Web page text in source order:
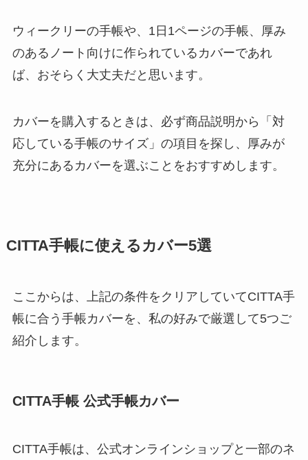
ウィークリーの手帳や、1日1ページの手帳、厚み
のあるノート向けに作られているカバーであれ
ば、おそらく大丈夫だと思います。
カバーを購入するときは、必ず商品説明から「対
応している手帳のサイズ」の項目を探し、厚みが
充分にあるカバーを選ぶことをおすすめします。
CITTA手帳に使えるカバー5選
ここからは、上記の条件をクリアしていてCITTA手
帳に合う手帳カバーを、私の好みで厳選して5つご
紹介します。
CITTA手帳 公式手帳カバー
CITTA手帳は、公式オンラインショップと一部のネ